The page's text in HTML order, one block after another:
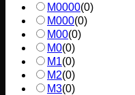
M0000(0)
M000(0)
M00(0)
M0(0)
M1(0)
M2(0)
M3(0)